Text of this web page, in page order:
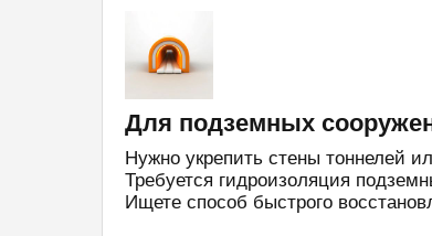
Для подземных
Нужно укрепить стены тоннелей
Требуется гидроизоляция
Ищете способ быстрого